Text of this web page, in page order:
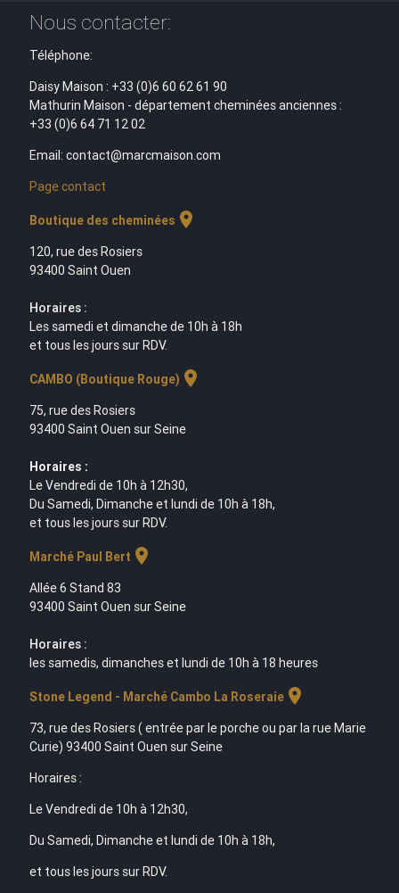
Nous contacter:
Téléphone:
Daisy Maison : +33 (0)6 60 62 61 90
Mathurin Maison - département cheminées anciennes :
+33 (0)6 64 71 12 02
Email: contact@marcmaison.com
Page contact
Boutique des cheminées location_on
120, rue des Rosiers
93400 Saint Ouen
Horaires :
Les samedi et dimanche de 10h à 18h
et tous les jours sur RDV.
CAMBO (Boutique Rouge) location_on
75, rue des Rosiers
93400 Saint Ouen sur Seine
Horaires :
Le Vendredi de 10h à 12h30,
Du Samedi, Dimanche et lundi de 10h à 18h,
et tous les jours sur RDV.
Marché Paul Bert location_on
Allée 6 Stand 83
93400 Saint Ouen sur Seine
Horaires :
les samedis, dimanches et lundi de 10h à 18 heures
Stone Legend - Marché Cambo La Roseraielocation_on
73, rue des Rosiers ( entrée par le porche ou par la rue Marie
Curie) 93400 Saint Ouen sur Seine
Horaires :
Le Vendredi de 10h à 12h30,
Du Samedi, Dimanche et lundi de 10h à 18h,
et tous les jours sur RDV.